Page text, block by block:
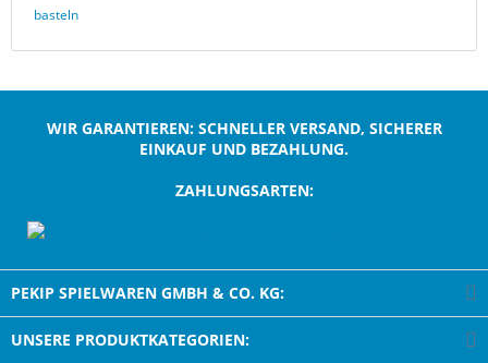
basteln
WIR GARANTIEREN: SCHNELLER VERSAND, SICHERER
EINKAUF UND BEZAHLUNG.
ZAHLUNGSARTEN:
PEKIP SPIELWAREN GMBH & CO. KG:
UNSERE PRODUKTKATEGORIEN: